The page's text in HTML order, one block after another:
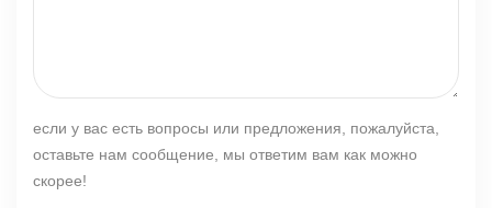
если у вас есть вопросы или предложения, пожалуйста,
оставьте нам сообщение, мы ответим вам как можно
скорее!